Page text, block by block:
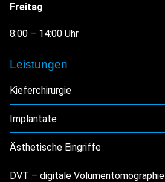
Freitag
8:00 – 14:00 Uhr
Leistungen
Kieferchirurgie
Implantate
Ästhetische Eingriffe
DVT – digitale Volumentomographie